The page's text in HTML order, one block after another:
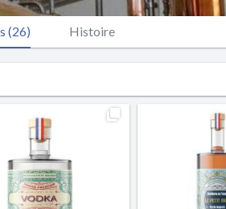
(26) Histoire